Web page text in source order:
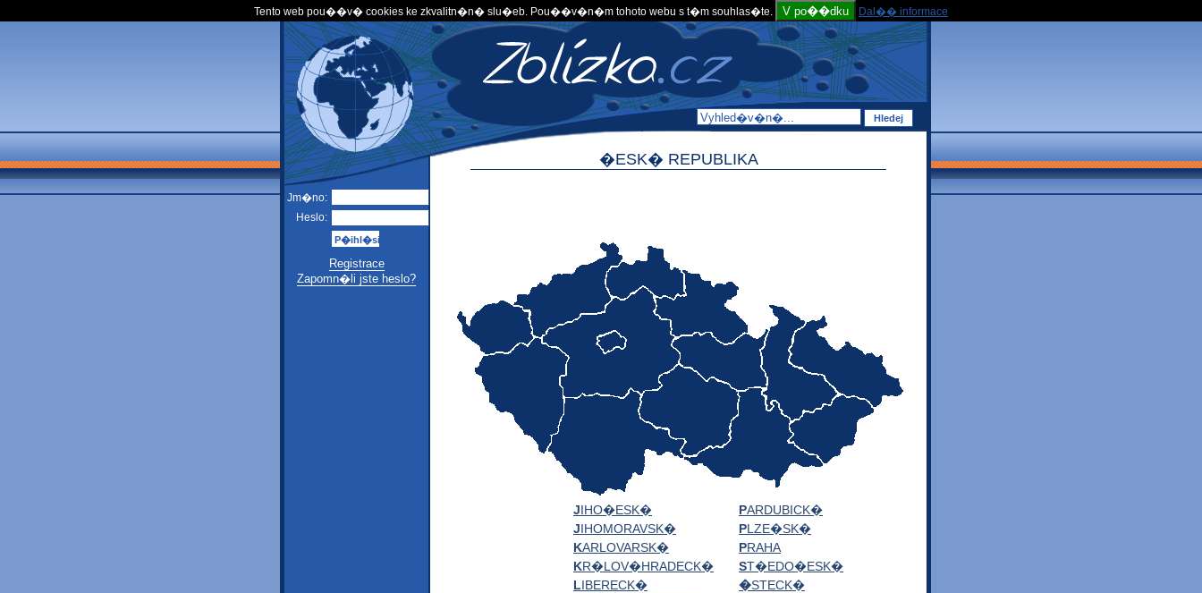
Tento web pou��v� cookies ke zkvalitn�n� slu�eb. Pou��v�n�m tohoto webu s t�m souhlas�te. V po��dku Dal�� informace
Jm�no:
Heslo:
Registrace
Zapomn�li jste heslo?
�ESK� REPUBLIKA
PARDUBICK�
PLZE�SK�
PRAHA
ST�EDO�ESK�
�STECK�
JIHO�ESK�
JIHOMORAVSK�
KARLOVARSK�
KR�LOV�HRADECK�
LIBERECK�